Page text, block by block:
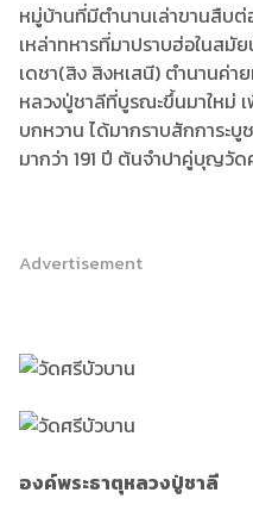
หมู่บ้านที่มีตำนานเล่าขานสืบ
เหล่าทหารที่มาปราบฮ่อในสมั
เดชา(สิง สิงหเสนี) ตำนานค่า
หลวงปู่ชาลีที่บูรณะขึ้นมาใหม่
บกหวาน ได้มากราบสักการะ
มากว่า 191 ปี ต้นจำปาคู่บุญวั
Advertisement
องค์พระธาตุหลวงปู่ชาลี